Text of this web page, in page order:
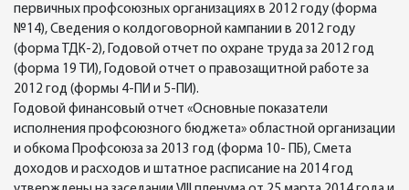
первичных профсоюзных организациях в 2012 году (форма
№14), Сведения о колдоговорной кампании в 2012 году
(форма ТДК-2), Годовой отчет по охране труда за 2012 год
(форма 19 ТИ), Годовой отчет о правозащитной работе за
2012 год (формы 4-ПИ и 5-ПИ).
Годовой финансовый отчет «Основные показатели
исполнения профсоюзного бюджета» областной организации
и обкома Профсоюза за 2013 год (форма 10- ПБ), Смета
доходов и расходов и штатное расписание на 2014 год